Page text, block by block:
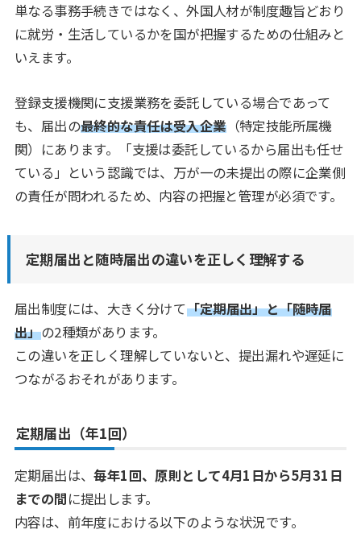
単なる事務手続きではなく、外国人材が制度趣旨どおり
に就労・生活しているかを国が把握するための仕組みと
いえます。
登録支援機関に支援業務を委託している場合であって
も、届出の最終的な責任は受入企業（特定技能所属機
関）にあります。「支援は委託しているから届出も任せ
ている」という認識では、万が一の未提出の際に企業側
の責任が問われるため、内容の把握と管理が必須です。
定期届出と随時届出の違いを正しく理解する
届出制度には、大きく分けて「定期届出」と「随時届
出」の2種類があります。
この違いを正しく理解していないと、提出漏れや遅延に
つながるおそれがあります。
定期届出（年1回）
定期届出は、毎年1回、原則として4月1日から5月31日
までの間に提出します。
内容は、前年度における以下のような状況です。